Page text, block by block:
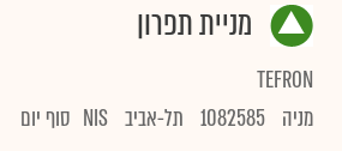
מניית תפרון
TEFRON
מניה 1082585 תל-אביב NIS סוף יום